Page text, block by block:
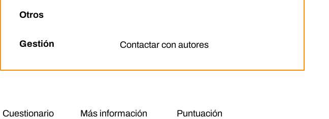
Otros
Gestión Contactar con autores
Cuestionario Más información Puntuación